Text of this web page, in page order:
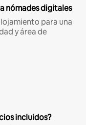
nómades digitales
para una
y área de
incluidos?